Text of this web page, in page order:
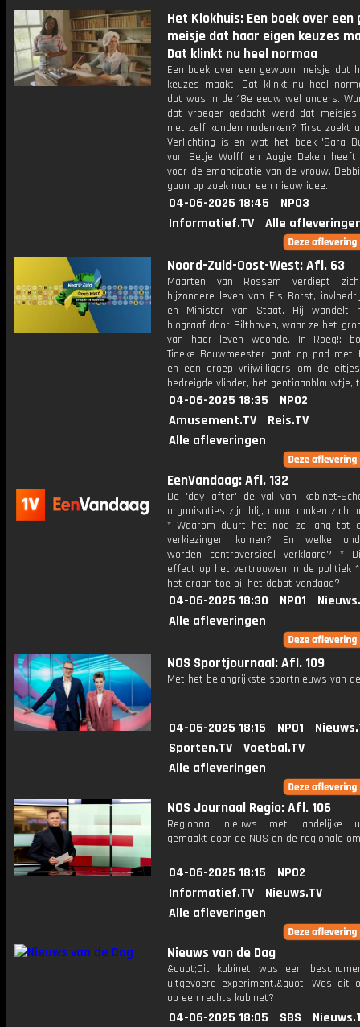
Het Klokhuis: Een boek over een
meisje dat haar eigen keuzes
Dat klinkt nu heel normaa
Een boek over een gewoon meisje dat
keuzes maakt. Dat klinkt nu heel
dat was in de 18e eeuw wel anders.
dat vroeger gedacht werd dat meisjes
niet zelf konden nadenken? Tirsa zoekt
Verlichting is en wat het boek 'Sara
van Betje Wolff en Aagje Deken heeft
voor de emancipatie van de vrouw.
gaan op zoek naar een nieuw idee.
04-06-2025 18:45
NPO3
Informatief.TV
Alle
Noord-Zuid-Oost-West: Afl. 63
Maarten van Rossem verdiept
bijzondere leven van Els Borst,
en Minister van Staat. Hij wandelt
biograaf door Bilthoven, waar ze het
van haar leven woonde. In Roeg!:
Tineke Bouwmeester gaat op pad met
en een groep vrijwilligers om de
bedreigde vlinder, het gentiaanblauwtje,
04-06-2025 18:35
NPO2
Amusement.TV
Reis.TV
Alle afleveringen
EenVandaag: Afl. 132
De 'day after' de val van kabinet-
organisaties zijn blij, maar maken zich
* Waarom duurt het nog zo lang tot
verkiezingen komen? En welke
worden controversieel verklaard? *
effect op het vertrouwen in de politiek
het eraan toe bij het debat vandaag?
04-06-2025 18:30 NPO1
Alle afleveringen
NOS Sportjournaal: Afl. 109
Met het belangrijkste sportnieuws van
04-06-2025 18:15 NPO1
Sporten.TV
Voetbal.TV
Alle afleveringen
NOS Journaal Regio: Afl. 106
Regionaal nieuws met landelijke
gemaakt door de NOS en de regionale
04-06-2025 18:15
NPO2
Informatief.TV
Nieuws.TV
Alle afleveringen
Nieuws van de Dag
&quot;Dit kabinet was een
uitgevoerd experiment.&quot; Was dit
op een rechts kabinet?
04-06-2025 18:05 SBS